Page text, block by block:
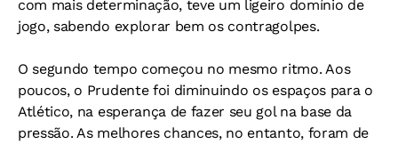
com mais determinação, teve um ligeiro domínio de
jogo, sabendo explorar bem os contragolpes.
O segundo tempo começou no mesmo ritmo. Aos
poucos, o Prudente foi diminuindo os espaços para o
Atlético, na esperança de fazer seu gol na base da
pressão. As melhores chances, no entanto, foram de